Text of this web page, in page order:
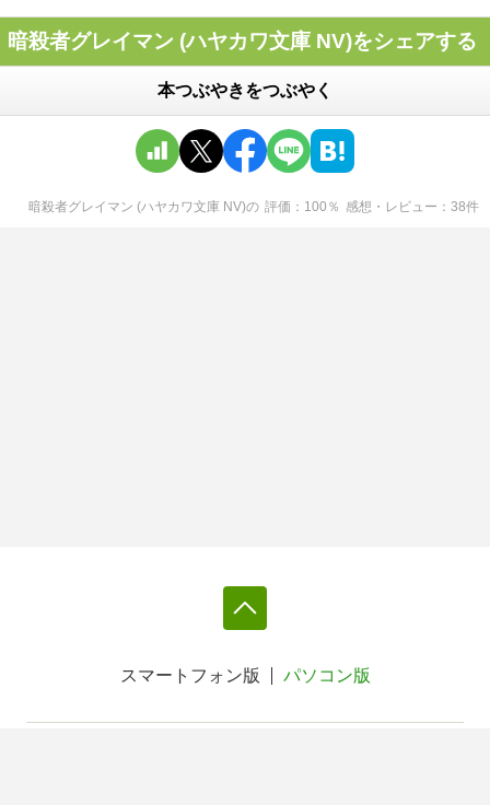
暗殺者グレイマン (ハヤカワ文庫 NV)をシェアする
本つぶやきをつぶやく
暗殺者グレイマン (ハヤカワ文庫 NV)の 評価 100 ％ 感想・レビュー 38件
スマートフォン版 パソコン版